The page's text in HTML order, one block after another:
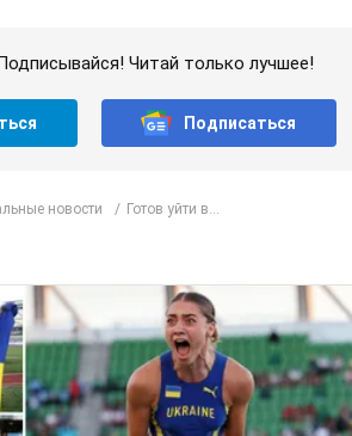
Читай только лучшее!
Подписаться
новости Готов уйти в...